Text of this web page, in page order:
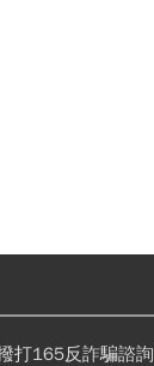
打165反詐騙諮詢